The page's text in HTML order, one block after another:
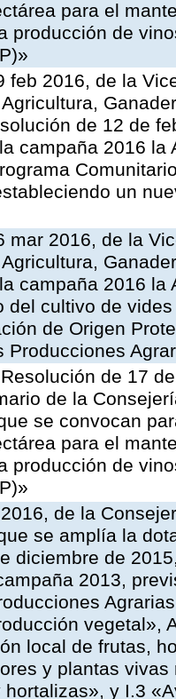
para el
producción de
feb 2016, de la
de 12 de
campaña 2016
un
mar 2016, de la
campaña 2016
del cultivo de
de Origen
Producciones
de 17
de la
se convocan
para el
producción de
de la
se amplía la
diciembre de
2013,
vegetal»,
local de frutas,
y plantas
hortalizas», y I.3